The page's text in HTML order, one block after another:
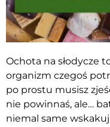
Ochota na słodycze
organizm czegoś
po prostu musisz
nie powinnaś, ale…
niemal same